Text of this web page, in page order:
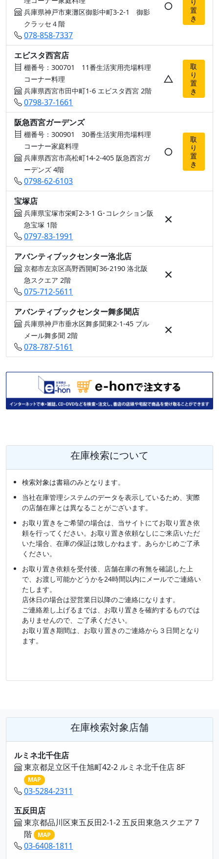
兵庫県神戸市東灘区御影中町3-2-1 御影
クラッセ４階
078-858-7337
○
り
置
き
エビスタ西宮店
棚番号：300701 11番生活実用売場料理
コーナー料理
兵庫県西宮市田中町1-6 エビスタ西宮 2階
0798-37-1661
△
取
り
置
き
阪急西宮ガーデンズ
棚番号：300901 30番生活実用売場料理
コーナー家庭料理
兵庫県西宮市高松町14-2-405 阪急西宮ガ
ーデンズ 4階
0798-62-6103
○
取
り
置
き
宝塚店
兵庫県宝塚市栄町2-3-1 G･コレクション阪
急宝塚 1階
0797-83-1991
×
アバンティブックセンター洛北店
京都市左京区高野西開町36-2190 洛北阪
急スクエア 2階
075-712-5611
×
アバンティブックセンター舞多聞店
兵庫県神戸市垂水区舞多聞東2-1-45 ブル
メール舞多聞 2階
078-787-5161
×
在庫検索について
検索対象は書籍のみとなります。
当社在庫管理システムのデータを表示しているため、実際
の店舗在庫とは異なることがございます。
お取り置きをご希望の場合は、当サイトにてお取り置き依
頼を行ってください。お取り置き依頼なしにご来店いただ
いた場合、在庫の保証は致しかねます。あらかじめご了承
ください。
お取り置き依頼を受付後、店舗在庫の有無を確認した上
で、お渡し可能かどうかを24時間以内にメールでご連絡い
たします。
店休日の場合は翌営業日以降のご連絡になります。
ご連絡差し上げるまでは、お取り置きを確約するものでは
ありませんので、ご了承ください。
お取り置き期間は、お取り置きのご連絡から３日間となり
ます。
在庫検索対象店舗
ルミネ北千住店
東京都足立区千住旭町42-2 ルミネ北千住店 8F
MAP
03-5284-2311
五反田店
東京都品川区東五反田2-1-2 五反田東急スクエア 7
階
MAP
03-6408-1811